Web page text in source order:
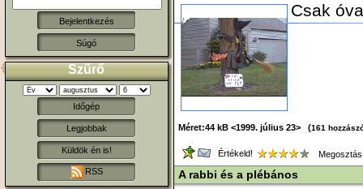
Súgó
Szűrő
Időgép
Legjobbak
Küldök én is!
RSS
Csak
Méret:44 kB <1999. július 23> (161
Értékeld!
A rabbi és a plébános